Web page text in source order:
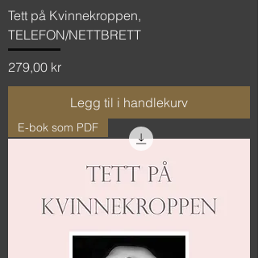
Tett på Kvinnekroppen,
TELEFON/NETTBRETT
Pris
279,00 kr
Legg til i handlekurv
E-bok som PDF